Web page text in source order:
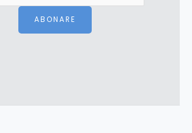
ABONARE